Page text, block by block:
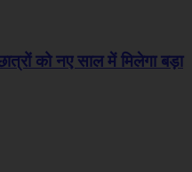
को नए साल में मिलेगा बड़ा